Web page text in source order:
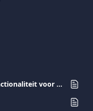
Algemene informatie over de functionaliteit voor pre-autorisatie